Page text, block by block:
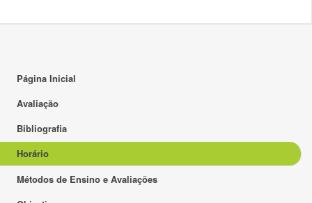
Página Inicial
Avaliação
Bibliografia
Horário
Métodos de Ensino e Avaliações